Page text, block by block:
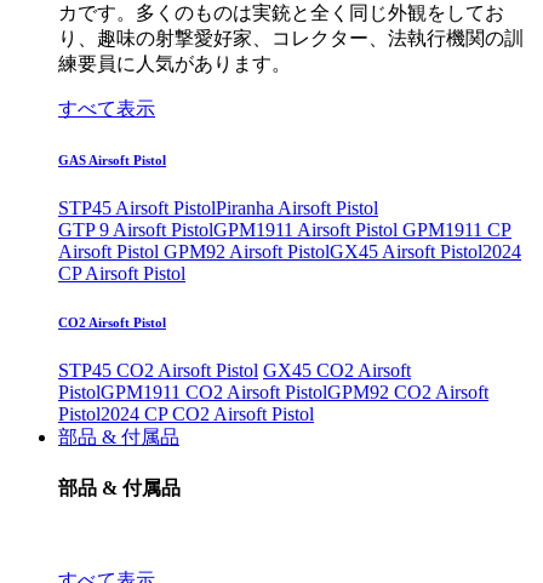
カです。多くのものは実銃と全く同じ外観をしてお
り、趣味の射撃愛好家、コレクター、法執行機関の訓
練要員に人気があります。
すべて表示
GAS Airsoft Pistol
STP45 Airsoft PistolPiranha Airsoft Pistol
GTP 9 Airsoft PistolGPM1911 Airsoft Pistol GPM1911 CP
Airsoft Pistol GPM92 Airsoft PistolGX45 Airsoft Pistol2024
CP Airsoft Pistol
CO2 Airsoft Pistol
STP45 CO2 Airsoft Pistol GX45 CO2 Airsoft
PistolGPM1911 CO2 Airsoft PistolGPM92 CO2 Airsoft
Pistol2024 CP CO2 Airsoft Pistol
部品 & 付属品
部品 & 付属品